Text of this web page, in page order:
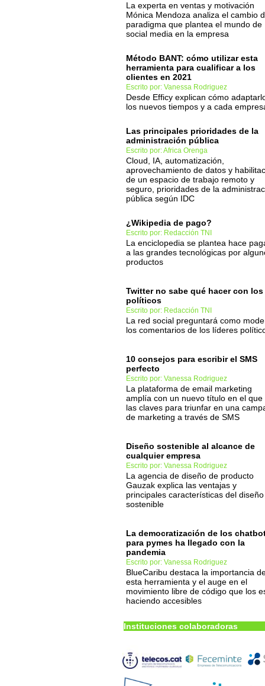
La experta en ventas y motivación
Mónica Mendoza analiza el cambio
paradigma que plantea el mundo de
social media en la empresa
Método BANT: cómo utilizar esta
herramienta para cualificar a los
clientes en 2021
Escrito por: Vanessa Rodriguez
Desde Efficy explican cómo
los nuevos tiempos y a cada
Las principales prioridades de la
administración pública
Escrito por: Africa Orenga
Cloud, IA, automatización,
aprovechamiento de datos y
de un espacio de trabajo remoto y
seguro, prioridades de la
pública según IDC
¿Wikipedia de pago?
Escrito por: Redacción TNI
La enciclopedia se plantea hace
a las grandes tecnológicas por
productos
Twitter no sabe qué hacer con los
políticos
Escrito por: Redacción TNI
La red social preguntará como
los comentarios de los líderes
10 consejos para escribir el SMS
perfecto
Escrito por: Vanessa Rodriguez
La plataforma de email marketing
amplía con un nuevo título en el que
las claves para triunfar en una
de marketing a través de SMS
Diseño sostenible al alcance de
cualquier empresa
Escrito por: Vanessa Rodriguez
La agencia de diseño de producto
Gauzak explica las ventajas y
principales características del diseño
sostenible
La democratización de los
para pymes ha llegado con la
pandemia
Escrito por: Vanessa Rodriguez
BlueCaribu destaca la importancia
esta herramienta y el auge en el
movimiento libre de código que los
haciendo accesibles
Instituciones colaboradoras